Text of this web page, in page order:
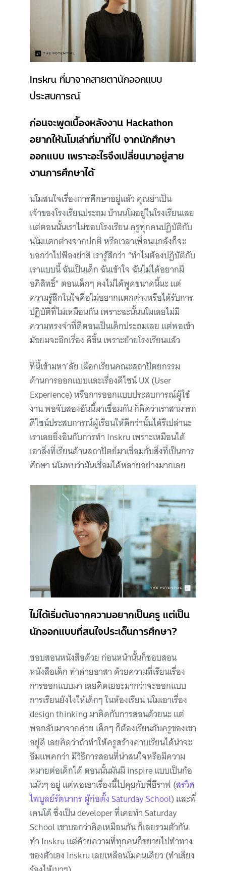
Inskru ที่มาจากสายตานักออกแบบ
ประสบการณ์
ก่อนจะพูดเบื้องหลังงาน Hackathon
อยากให้นโมเล่าที่มาที่ไป จากนักศึกษา
ออกแบบ เพราะอะไรจึงเปลี่ยนมาอยู่สาย
งานการศึกษาได้
นโมสนใจเรื่องการศึกษาอยู่แล้ว คุณย่าเป็น
เจ้าของโรงเรียนประถม บ้านนโมอยู่ในโรงเรียนเลย
แต่ตอนนั้นเราไม่ชอบโรงเรียน ครูทุกคนปฏิบัติกับ
นโมแตกต่างจากปกติ หรือเวลาเพื่อนแกล้งก็จะ
บอกว่าไปฟ้องย่าสิ เรารู้สึกว่า “ทำไมต้องปฏิบัติกับ
เราแบบนี้ ฉันเป็นเด็ก ฉันเข้าใจ ฉันไม่ได้อยากมี
อภิสิทธิ์” ตอนเด็กๆ คงไม่ได้พูดขนาดนี้นะ แต่
ความรู้สึกในใจคือไม่อยากแตกต่างหรือได้รับการ
ปฏิบัติที่ไม่เหมือนกัน เพราะฉะนั้นนโมเลยไม่มี
ความทรงจำที่ดีตอนเป็นเด็กประถมเลย แต่พอเข้า
มัธยมจะอีกเรื่อง ดีขึ้น เพราะย้ายโรงเรียนแล้ว
ทีนี้เข้ามหา’ลัย เลือกเรียนคณะสถาปัตยกรรม
ด้านการออกแบบและเรื่องดีไซน์ UX (User
Experience) หรือการออกแบบประสบการณ์ผู้ใช้
งาน พอจับสองอันนี้มาเชื่อมกัน ก็คิดว่าเราสามารถ
ดีไซน์ประสบการณ์ผู้เรียนให้ดีกว่านั้นได้รึเปล่านะ
เราเลยยิ่งอินกับการทำ Inskru เพราะเหมือนได้
เอาสิ่งที่เรียนด้านสถาปัตย์มาเชื่อมกับสิ่งที่เป็นการ
ศึกษา นโมพบว่ามันเชื่อมได้หลายอย่างมากเลย
ไม่ได้เริ่มต้นจากความอยากเป็นครู แต่เป็น
นักออกแบบที่สนใจประเด็นการศึกษา?
ชอบสอนหนังสือด้วย ก่อนหน้านั้นก็ชอบสอน
หนังสือเด็ก ทำค่ายอาสา ด้วยความที่เรียนเรื่อง
การออกแบบมา เลยคิดเยอะมากว่าจะออกแบบ
การเรียนยังไงให้เด็กๆ ในห้องเรียน นโมเอาเรื่อง
design thinking มาคิดกับการสอนด้วยนะ แต่
พอกลับมาจากค่าย เด็กๆ ก็ต้องเรียนกับครูของเขา
อยู่ดี เลยคิดว่าถ้าทำให้ครูสร้างคาบเรียนได้น่าจะ
อิมแพคกว่า มีวิธีการสอนที่น่าสนใจหรือมีความ
หมายต่อเด็กได้ ตอนนั้นมันมี inspire แบบเป็นก้อ
นมัวๆ อยู่ แต่พอเอาเรื่องนี้ไปคุยกับพี่ยีราฟ (สรวิศ
ไพบูลย์รัตนากร ผู้ก่อตั้ง Saturday School) และพี่
เคนโด้ ซึ่งเป็น developer ที่เคยทำ Saturday
School เขาบอกว่าคิดเหมือนกัน ก็เลยรวมตัวกัน
ทำ Inskru แต่ด้วยความที่ทุกคนก็ขยายไปทำทาง
ของตัวเอง Inskru เลยเหลือนโมคนเดียว (ทำเสียง